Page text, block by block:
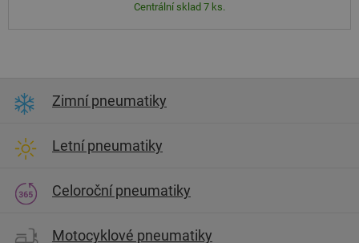
Centrální sklad 7 ks.
Zimní pneumatiky
Letní pneumatiky
Celoroční pneumatiky
Motocyklové pneumatiky